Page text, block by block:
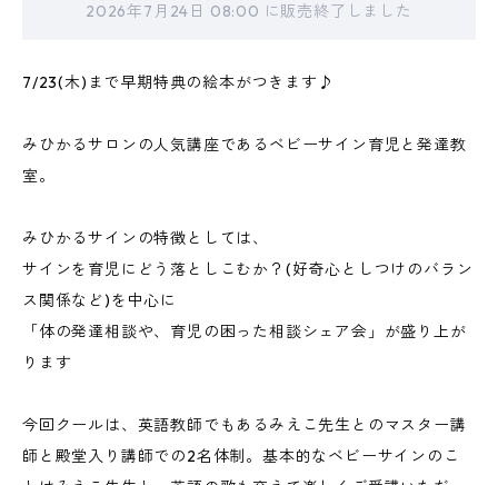
2026年7月24日 08:00 に販売終了しました
7/23(木)まで早期特典の絵本がつきます♪
みひかるサロンの人気講座であるベビーサイン育児と発達教
室。
みひかるサインの特徴としては、
サインを育児にどう落としこむか？(好奇心としつけのバラン
ス関係など)を中心に
「体の発達相談や、育児の困った相談シェア会」が盛り上が
ります
今回クールは、英語教師でもあるみえこ先生とのマスター講
師と殿堂入り講師での2名体制。基本的なベビーサインのこ